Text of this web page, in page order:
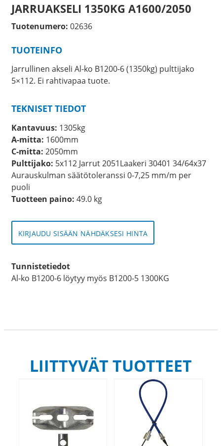
JARRUAKSELI 1350KG A1600/2050
Tuotenumero: 02636
TUOTEINFO
Jarrullinen akseli Al-ko B1200-6 (1350kg) pulttijako
5×112. Ei rahtivapaa tuote.
TEKNISET TIEDOT
Kantavuus: 1305kg
A-mitta: 1600mm
C-mitta: 2050mm
Pulttijako: 5x112 Jarrut 2051Laakeri 30401 34/64x37
Aurauskulman säätötoleranssi 0-7,25 mm/m per
puoli
Tuotteen paino: 49.0 kg
KIRJAUDU SISÄÄN NÄHDÄKSESI HINTA
Tunnistetiedot
Al-ko B1200-6 löytyy myös B1200-5 1300KG
LIITTYVÄT TUOTTEET